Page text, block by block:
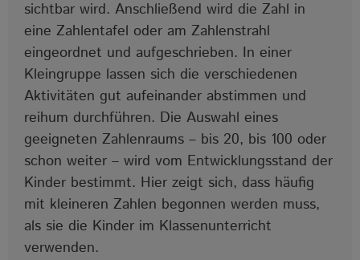
sichtbar wird. Anschließend wird die Zahl in
eine Zahlentafel oder am Zahlenstrahl
eingeordnet und aufgeschrieben. In einer
Kleingruppe lassen sich die verschiedenen
Aktivitäten gut aufeinander abstimmen und
reihum durchführen. Die Auswahl eines
geeigneten Zahlenraums – bis 20, bis 100 oder
schon weiter – wird vom Entwicklungsstand der
Kinder bestimmt. Hier zeigt sich, dass häufig
mit kleineren Zahlen begonnen werden muss,
als sie die Kinder im Klassenunterricht
verwenden.